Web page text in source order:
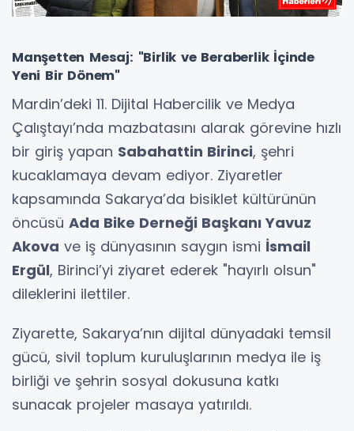
Manşetten Mesaj: "Birlik ve Beraberlik İçinde
Yeni Bir Dönem"
Mardin’deki 11. Dijital Habercilik ve Medya
Çalıştayı’nda mazbatasını alarak görevine hızlı
bir giriş yapan Sabahattin Birinci, şehri
kucaklamaya devam ediyor. Ziyaretler
kapsamında Sakarya’da bisiklet kültürünün
öncüsü Ada Bike Derneği Başkanı Yavuz
Akova ve iş dünyasının saygın ismi İsmail
Ergül, Birinci’yi ziyaret ederek "hayırlı olsun"
dileklerini ilettiler.
Ziyarette, Sakarya’nın dijital dünyadaki temsil
gücü, sivil toplum kuruluşlarının medya ile iş
birliği ve şehrin sosyal dokusuna katkı
sunacak projeler masaya yatırıldı.